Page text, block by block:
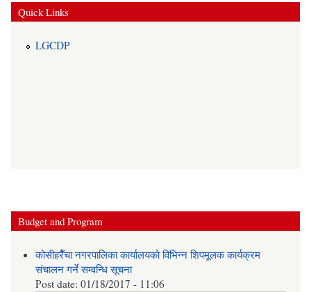
Quick Links
LGCDP
Budget and Program
कोसीहरैँचा नगरपालिका कार्यालयको विभिन्न शिपमूलक कार्यक्रम
संचालन गर्ने सम्वन्धि सूचना
Post date:01/18/2017 - 11:06